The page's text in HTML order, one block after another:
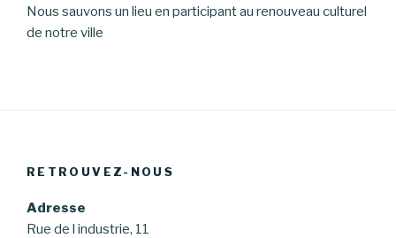
Nous sauvons un lieu en participant au renouveau culturel
de notre ville
RETROUVEZ-NOUS
Adresse
Rue de l industrie, 11